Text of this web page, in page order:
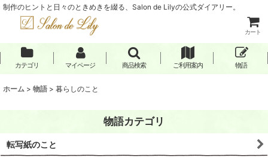
制作のヒントと日々のときめきを綴る、Salon de Lilyの公式ダイアリー。
カート
カテゴリ マイページ 商品検索 ご利用案内 物語
ホーム > 物語 > 暮らしのこと
物語カテゴリ
転写紙のこと